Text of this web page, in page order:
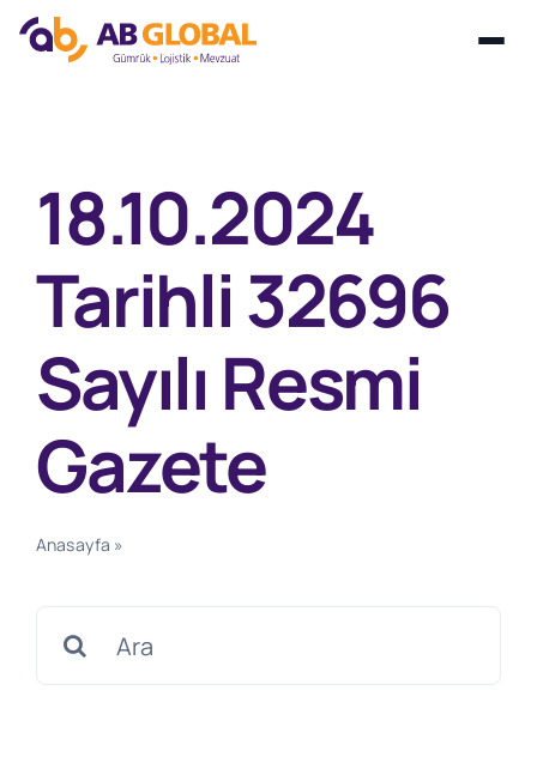
18.10.2024
Tarihli 32696
Sayılı Resmi
Gazete
Anasayfa »